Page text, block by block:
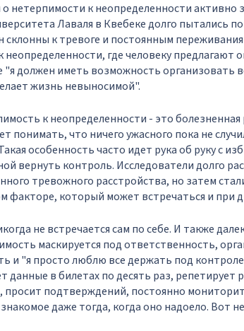
нетерпимости к неопределенности активно
Лаваля в Квебеке долго пытались
склонны к тревоге и постоянным
где человеку предлагают
должен иметь возможность организовать
жизнь невыносимой".
к неопределенности - это болезненная
понимать, что ничего ужасного пока не
особенность часто идет рука об руку с
вернуть контроль. Исследователи долго
тревожного расстройства, но затем
факторе, который может встречаться и при
не встречается сам по себе. И также
маскируется под ответственность,
и "я просто люблю все держать под
данные в билетах по десять раз, репетирует
подтверждений, постоянно
даже тогда, когда оно надоело. Вот